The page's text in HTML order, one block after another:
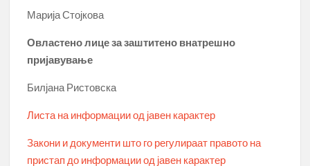
Марија Стојкова
Овластено лице за заштитено внатрешно
пријавување
Билјана Ристовска
Листа на информации од јавен карактер
Закони и документи што го регулираат правото на
пристап до информации од јавен карактер